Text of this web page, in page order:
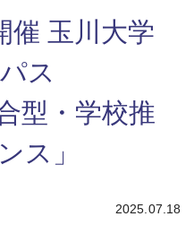
催 玉川大学
ス
型・学校推
ス」
2025.07.18